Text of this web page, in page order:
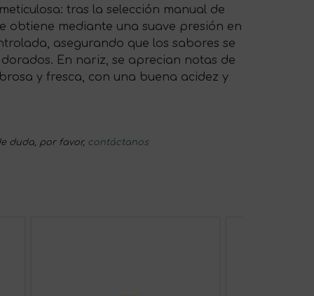
tras la selección manual de
obtiene mediante una suave presión en
asegurando que los sabores se
En nariz, se aprecian notas de
y fresca, con una buena acidez y
duda, por favor, contáctanos